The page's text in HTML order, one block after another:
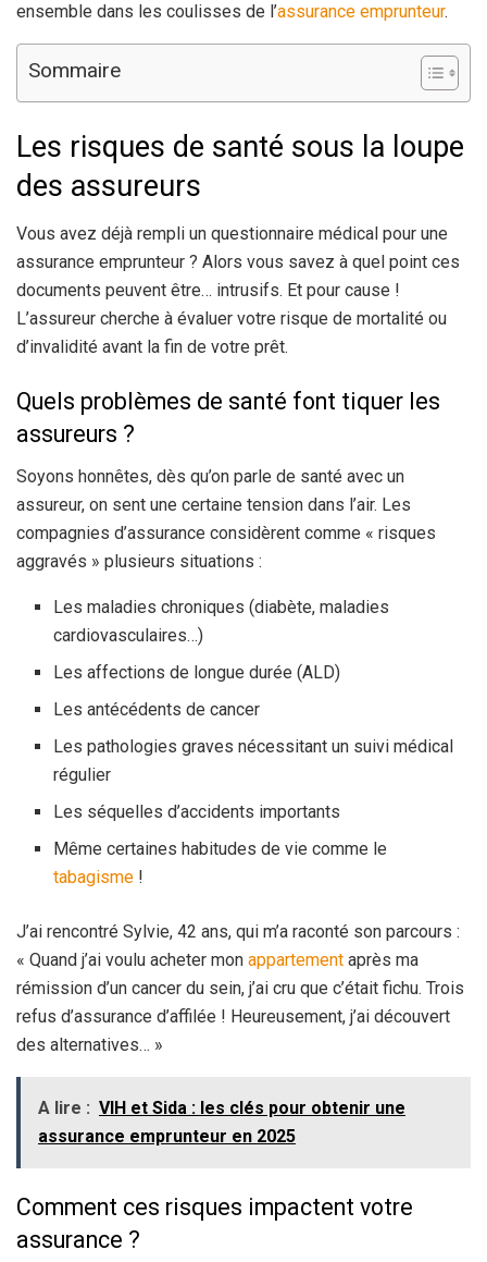
ensemble dans les coulisses de l’assurance emprunteur.
Sommaire
Les risques de santé sous la loupe
des assureurs
Vous avez déjà rempli un questionnaire médical pour une
assurance emprunteur ? Alors vous savez à quel point ces
documents peuvent être… intrusifs. Et pour cause !
L’assureur cherche à évaluer votre risque de mortalité ou
d’invalidité avant la fin de votre prêt.
Quels problèmes de santé font tiquer les
assureurs ?
Soyons honnêtes, dès qu’on parle de santé avec un
assureur, on sent une certaine tension dans l’air. Les
compagnies d’assurance considèrent comme « risques
aggravés » plusieurs situations :
Les maladies chroniques (diabète, maladies
cardiovasculaires…)
Les affections de longue durée (ALD)
Les antécédents de cancer
Les pathologies graves nécessitant un suivi médical
régulier
Les séquelles d’accidents importants
Même certaines habitudes de vie comme le
tabagisme !
J’ai rencontré Sylvie, 42 ans, qui m’a raconté son parcours :
« Quand j’ai voulu acheter mon appartement après ma
rémission d’un cancer du sein, j’ai cru que c’était fichu. Trois
refus d’assurance d’affilée ! Heureusement, j’ai découvert
des alternatives… »
A lire : VIH et Sida : les clés pour obtenir une
assurance emprunteur en 2025
Comment ces risques impactent votre
assurance ?